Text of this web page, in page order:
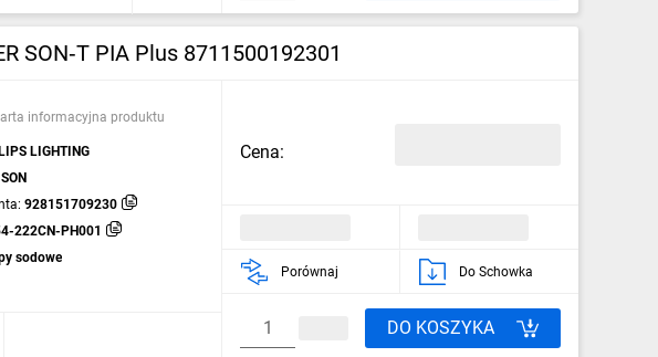
SON‑T PIA Plus 8711500192301
informacyjna produktu
LIGHTING
SON
928151709230
222CN-PH001
sodowe
Cena:
Porównaj Do Schowka
DO KOSZYKA